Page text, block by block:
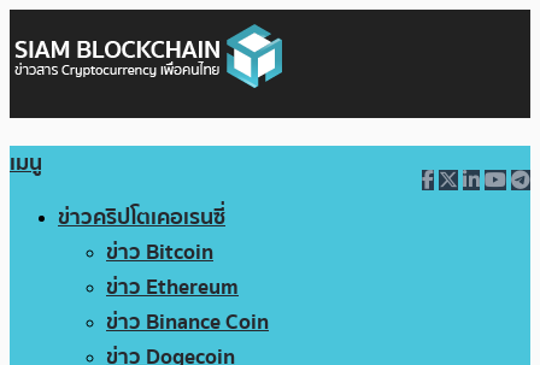
เมนู
ข่าวคริปโตเคอเรนซี่
ข่าว Bitcoin
ข่าว Ethereum
ข่าว Binance Coin
ข่าว Dogecoin